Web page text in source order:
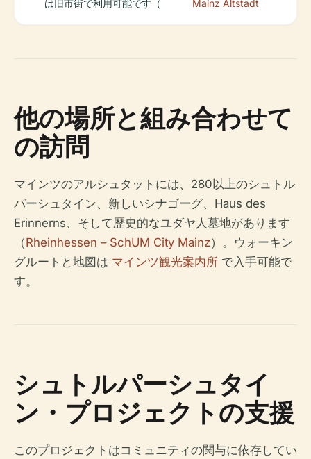
は旧市街で利用可能です（ Mainz Altstadt
他の場所と組み合わせて
の訪問
マインツのアルシュタットには、280以上のシュトル
パーシュタイン、新しいシナゴーグ、Haus des
Erinnerns、そして歴史的なユダヤ人墓地があります
（Rheinhessen – SchUM City Mainz）。ウォーキン
グルートと地図は マインツ観光案内所 で入手可能で
す。
シュトルパーシュタイ
ン・プロジェクトの支援
このプロジェクトはコミュニティの関与に依存してい